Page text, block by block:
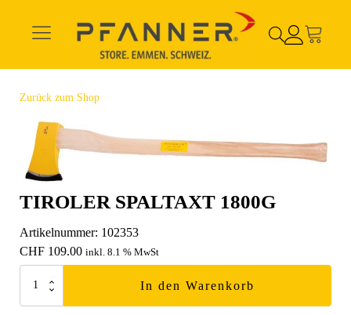
Zurück zum Shop
TIROLER SPALTAXT 1800G
Artikelnummer: 102353
CHF 109.00 inkl. 8.1 % MwSt
Tiroler
In den Warenkorb